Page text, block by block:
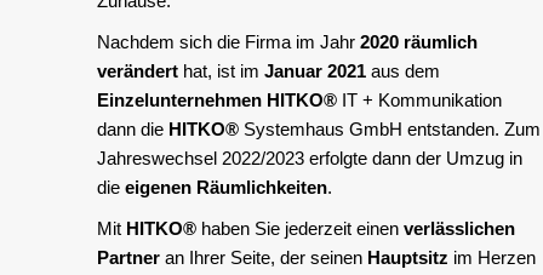
Nachdem sich die Firma im Jahr 2020 räumlich
verändert hat, ist im Januar 2021 aus dem
Einzelunternehmen HITKO® IT + Kommunikation
dann die HITKO® Systemhaus GmbH entstanden. Zum
Jahreswechsel 2022/2023 erfolgte dann der Umzug in
die eigenen Räumlichkeiten.
Mit HITKO® haben Sie jederzeit einen verlässlichen
Partner an Ihrer Seite, der seinen Hauptsitz im Herzen